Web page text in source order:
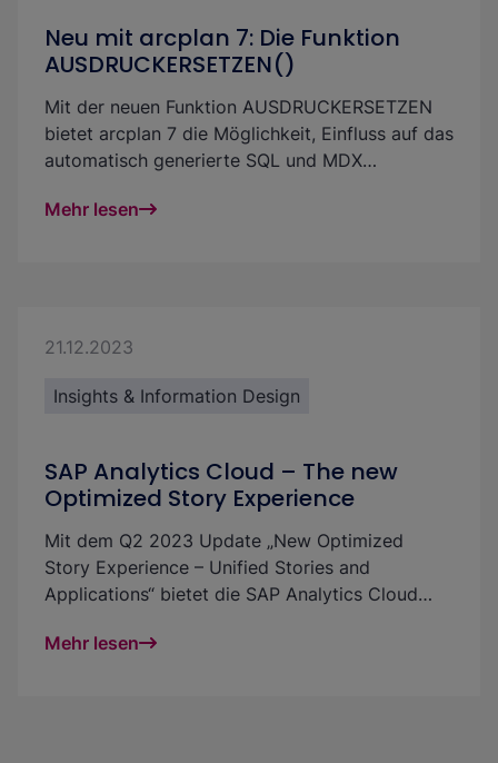
Neu mit arcplan 7: Die Funktion
AUSDRUCKERSETZEN()
Mit der neuen Funktion AUSDRUCKERSETZEN
bietet arcplan 7 die Möglichkeit, Einfluss auf das
automatisch generierte SQL und MDX
weiterhin ein Design mittels „Pfeilen“ erfolgen
entstehenden Möglichkeiten.
Mehr lesen
21.12.2023
Insights & Information Design
SAP Analytics Cloud – The new
Optimized Story Experience
Mit dem Q2 2023 Update „New Optimized
Story Experience – Unified Stories and
Applications“ bietet die SAP Analytics Cloud
leichter in einer integrierten Designumgebung
Mehr lesen